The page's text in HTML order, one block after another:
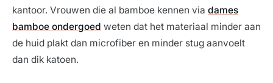
kantoor. Vrouwen die al bamboe kennen via dames
bamboe ondergoed weten dat het materiaal minder aan
de huid plakt dan microfiber en minder stug aanvoelt
dan dik katoen.